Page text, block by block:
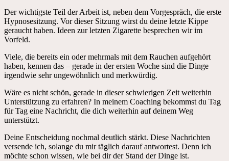
Der wichtigste Teil der Arbeit ist, neben dem Vorgespräch, die erste
Hypnosesitzung. Vor dieser Sitzung wirst du deine letzte Kippe
geraucht haben. Ideen zur letzten Zigarette besprechen wir im
Vorfeld.
Viele, die bereits ein oder mehrmals mit dem Rauchen aufgehört
haben, kennen das – gerade in der ersten Woche sind die Dinge
irgendwie sehr ungewöhnlich und merkwürdig.
Wäre es nicht schön, gerade in dieser schwierigen Zeit weiterhin
Unterstützung zu erfahren? In meinem Coaching bekommst du Tag
für Tag eine Nachricht, die dich weiterhin auf deinem Weg
unterstützt.
Deine Entscheidung nochmal deutlich stärkt. Diese Nachrichten
versende ich, solange du mir täglich darauf antwortest. Denn ich
möchte schon wissen, wie bei dir der Stand der Dinge ist.